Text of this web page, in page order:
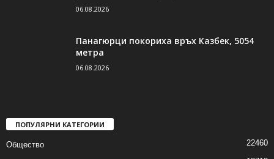
06.08.2026
Панагюрци покориха връх Казбек, 5054
метра
06.08.2026
ПОПУЛЯРНИ КАТЕГОРИИ
Общество 22460